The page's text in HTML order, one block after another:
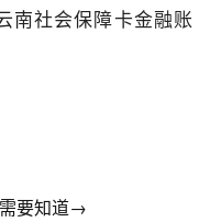
南社会保障卡金融账
要知道→